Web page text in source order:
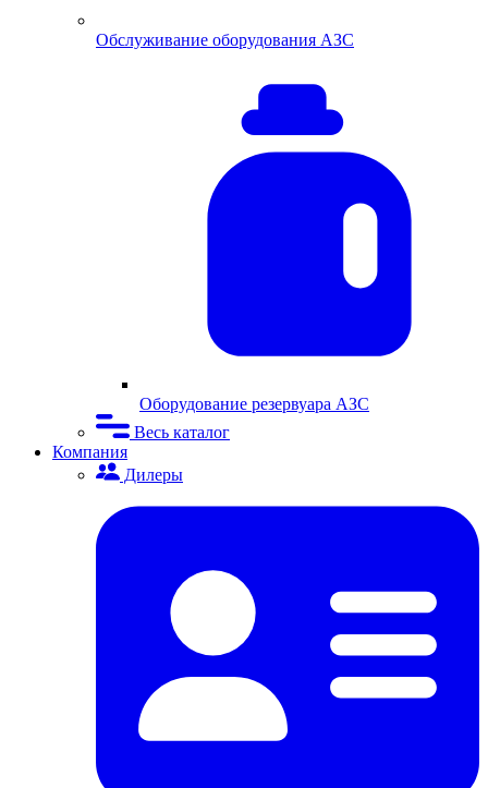
Обслуживание оборудования АЗС
Оборудование резервуара АЗС
Весь каталог
Компания
Дилеры